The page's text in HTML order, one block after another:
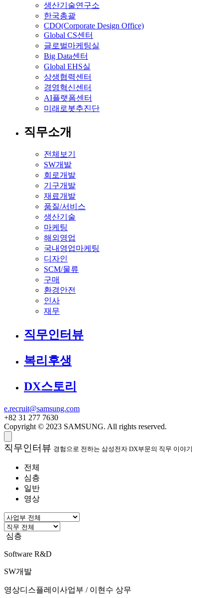
생산기술연구소
한국총괄
CDO(Corporate Design Office)
Global CS센터
글로벌마케팅실
Big Data센터
Global EHS실
상생협력센터
경영혁신센터
AI플랫폼센터
미래로봇추진단
직무소개
전체보기
SW개발
회로개발
기구개발
재료개발
품질/서비스
생산기술
마케팅
해외영업
국내영업마케팅
디자인
SCM/물류
구매
환경안전
인사
재무
직무인터뷰
복리후생
DX스토리
e.recruit@samsung.com
+82 31 277 7630
Copyright © 2023 SAMSUNG. All rights reserved.
직무인터뷰 경험으로 전하는 삼성전자 DX부문의 직무 이야기
전체
심층
일반
영상
심층
Software R&D
SW개발
영상디스플레이사업부 / 이현수 상무